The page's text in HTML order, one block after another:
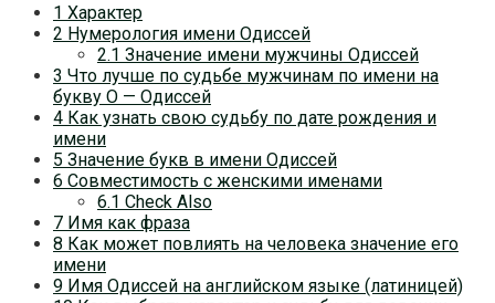
1 Характер
2 Нумерология имени Одиссей
2.1 Значение имени мужчины Одиссей
3 Что лучше по судьбе мужчинам по имени на
букву О — Одиссей
4 Как узнать свою судьбу по дате рождения и
имени
5 Значение букв в имени Одиссей
6 Совместимость с женскими именами
6.1 Check Also
7 Имя как фраза
8 Как может повлиять на человека значение его
имени
9 Имя Одиссей на английском языке (латиницей)